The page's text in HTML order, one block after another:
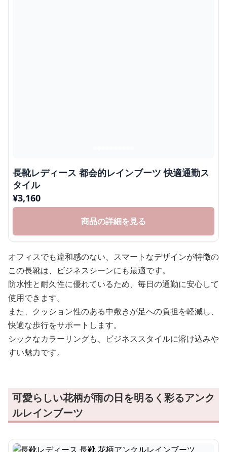
長靴レディース 都会的レインブーツ 快適通勤ス
タイル
¥3,160
商品の詳細を見る
オフィスでも違和感のない、スマートなデザインが特徴の
この長靴は、ビジネスシーンにも最適です。
防水性と耐久性に優れているため、毎日の通勤に安心して
使用できます。
また、クッション性のある中敷きが足への負担を軽減し、
快適な歩行をサポートします。
シックなカラーリングも、ビジネススタイルに溶け込みや
すい魅力です。
可愛らしい花柄が雨の日を明るく彩るアンク
ルレインブーツ